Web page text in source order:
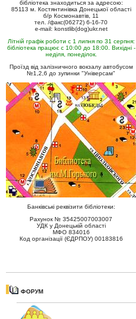
бібліотека знаходиться за адресою:
85113 м. Костянтинівка Донецької області
б/р Космонавтів, 11
тел. /факс(06272) 6-16-70
e-mail: konstlib(dog)ukr.net
Літній графік роботи с 1 липня по 31 серпня:
бібліотека працює с 10:00 до 18:00. Вихідні -
неділя, понеділок.
Проїзд від залізничного вокзалу автобусом
№1,2,6 до зупинки "Універсам"
Банківські реквізити бібліотеки:
Рахунок № 35425007003007
УДК у Донецькій області
МФО 834016
Код організації (ЄДРПОУ) 00183816
ФОРУМ